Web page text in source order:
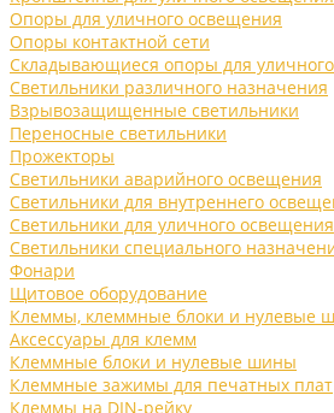
Опоры для уличного освещения
Опоры контактной сети
Складывающиеся опоры для
Светильники различного назначения
Взрывозащищенные светильники
Переносные светильники
Прожекторы
Светильники аварийного освещения
Светильники для внутреннего
Светильники для уличного освещения
Светильники специального
Фонари
Щитовое оборудование
Клеммы, клеммные блоки и нулевые
Аксессуары для клемм
Клеммные блоки и нулевые шины
Клеммные зажимы для печатных плат
Клеммы на DIN-рейку